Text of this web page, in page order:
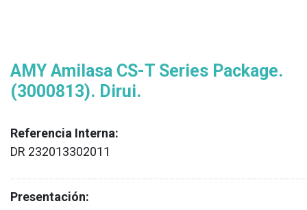
AMY Amilasa CS-T Series Package.
(3000813). Dirui.
Referencia Interna:
DR 232013302011
Presentación: